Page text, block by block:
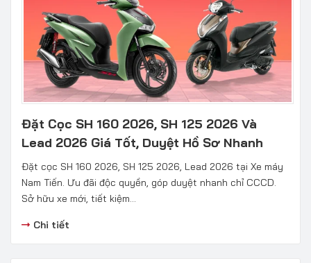
Đặt Cọc SH 160 2026, SH 125 2026 Và
Lead 2026 Giá Tốt, Duyệt Hồ Sơ Nhanh
Đặt cọc SH 160 2026, SH 125 2026, Lead 2026 tại Xe máy
Nam Tiến. Ưu đãi độc quyền, góp duyệt nhanh chỉ CCCD.
Sở hữu xe mới, tiết kiệm...
Chi tiết